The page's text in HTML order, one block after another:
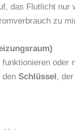
das Flutlicht nur
zu
den Schlüssel ,